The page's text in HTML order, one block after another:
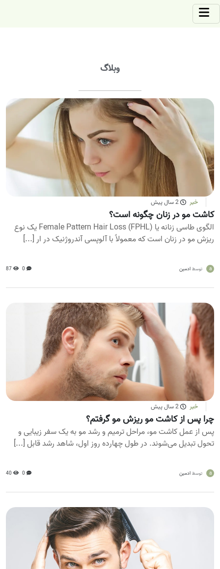
وبلاگ
خبر 2 سال پیش
کاشت مو در زنان چگونه است؟
الگوی طاسی زنانه یا Female Pattern Hair Loss (FPHL) یک نوع
ریزش مو در زنان است که معمولاً با آلوپسی آندروژنیک در ار [...]
a توسط ادمین 0
87
خبر 2 سال پیش
چرا پس از کاشت مو ریزش مو گرفتم؟
پس از عمل کاشت مو، مراحل ترمیم و رشد مو به یک سفر زیبایی و
تحول تبدیل می‌شوند. در طول چهارده روز اول، شاهد رشد قابل [...]
a توسط ادمین 0
40